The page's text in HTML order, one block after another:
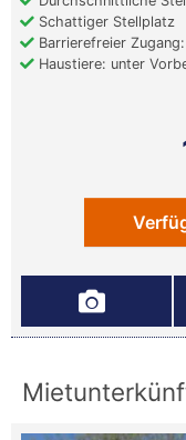
Schattiger Stellplatz
Barrierefreier
Haustiere: unter